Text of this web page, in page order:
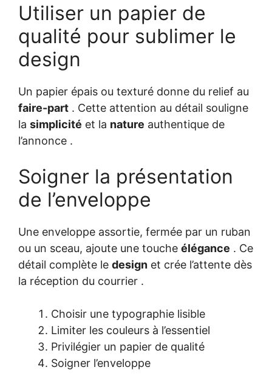
Utiliser un papier de
qualité pour sublimer le
design
Un papier épais ou texturé donne du relief au
faire-part . Cette attention au détail souligne
la simplicité et la nature authentique de
l’annonce .
Soigner la présentation
de l’enveloppe
Une enveloppe assortie, fermée par un ruban
ou un sceau, ajoute une touche élégance . Ce
détail complète le design et crée l’attente dès
la réception du courrier .
Choisir une typographie lisible
Limiter les couleurs à l’essentiel
Privilégier un papier de qualité
Soigner l’enveloppe